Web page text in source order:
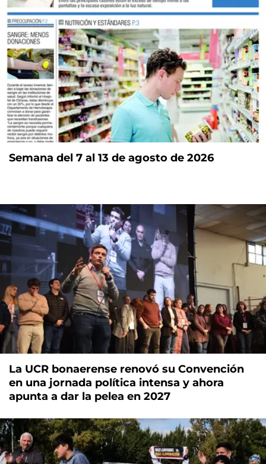
Semana del 7 al 13 de agosto de 2026
La UCR bonaerense renovó su Convención
en una jornada política intensa y ahora
apunta a dar la pelea en 2027